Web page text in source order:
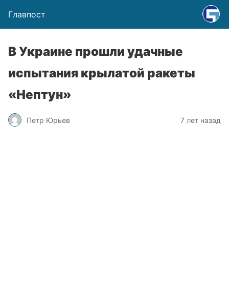
Главпост
В Украине прошли удачные
испытания крылатой ракеты
«Нептун»
Петр Юрьев 7 лет назад